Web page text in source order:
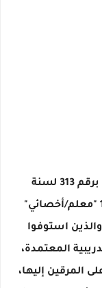
أصدر اللواء طارق الفقي ، اليوم، قرارا برقم 313 لسنة
2023م، والذي يتضمن ترقية 9 آلاف و190 "معلم/أخصائي"
استوفوا
المعتمدة،
المرقين إليها،